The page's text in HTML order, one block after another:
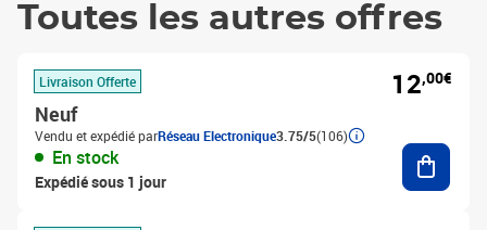
Toutes les autres offres
Livraison Offerte
Neuf
Vendu et expédié parRéseau Electronique3.75/5(106)
En stock
Expédié sous 1 jour
12,00€